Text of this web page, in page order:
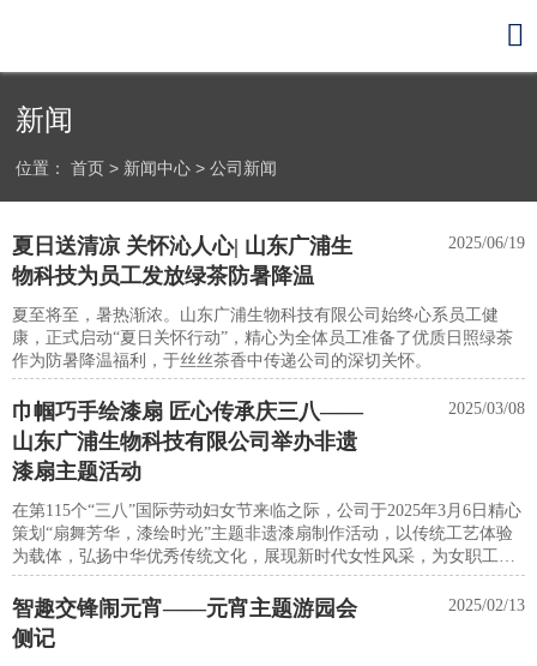

新闻
位置：首页 > 新闻中心 >公司新闻
夏日送清凉 关怀沁人心| 山东广浦生
物科技为员工发放绿茶防暑降温
2025/06/19
夏至将至，暑热渐浓。山东广浦生物科技有限公司始终心系员工健
康，正式启动“夏日关怀行动”，精心为全体员工准备了优质日照绿茶
作为防暑降温福利，于丝丝茶香中传递公司的深切关怀。
巾帼巧手绘漆扇 匠心传承庆三八‌——
山东广浦生物科技有限公司举办非遗
漆扇主题活动
2025/03/08
在第115个“三八”国际劳动妇女节来临之际，公司于2025年3月6日精心
策划‌“扇舞芳华，漆绘时光”主题非遗漆扇制作活动，以传统工艺体验
为载体，弘扬中华优秀传统文化，展现新时代女性风采，为女职工送
上节日祝福与艺术熏陶。
智趣交锋闹元宵——元宵主题游园会
侧记
2025/02/13